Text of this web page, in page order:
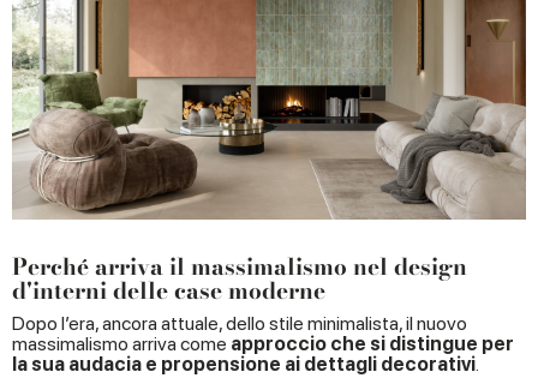
Perché arriva il massimalismo nel design
d'interni delle case moderne
Dopo l’era, ancora attuale, dello stile minimalista, il nuovo
massimalismo arriva come approccio che si distingue per
la sua audacia e propensione ai dettagli decorativi.